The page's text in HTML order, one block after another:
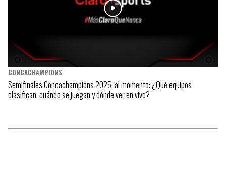
CONCACHAMPIONS
Semifinales Concachampions 2025, al momento: ¿Qué equipos
clasifican, cuándo se juegan y dónde ver en vivo?